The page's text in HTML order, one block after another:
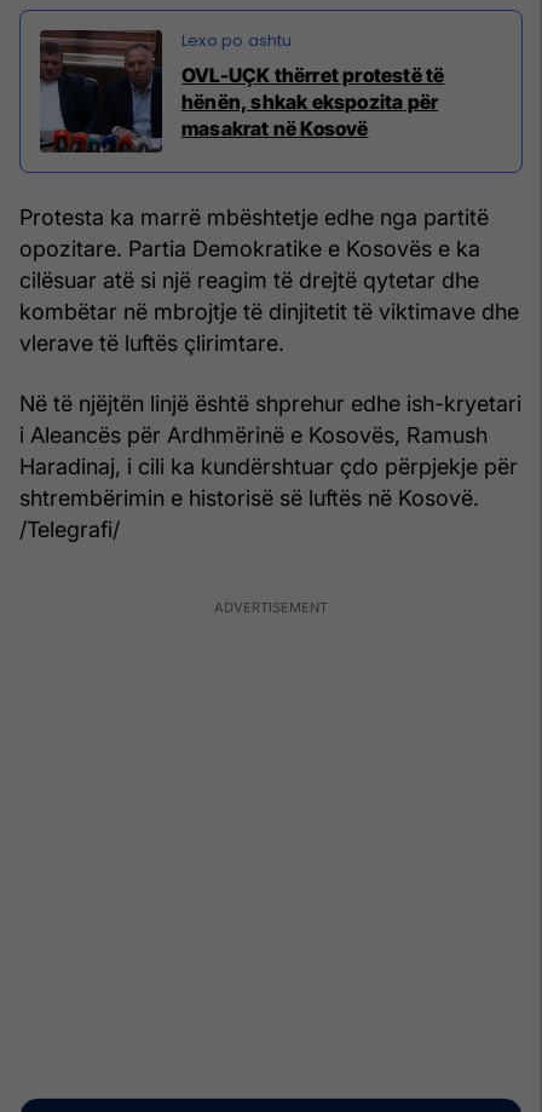
OVL-UÇK thërret protestë të
hënën, shkak ekspozita për
masakrat në Kosovë
Protesta ka marrë mbështetje edhe nga partitë
opozitare. Partia Demokratike e Kosovës e ka
cilësuar atë si një reagim të drejtë qytetar dhe
kombëtar në mbrojtje të dinjitetit të viktimave dhe
vlerave të luftës çlirimtare.
Në të njëjtën linjë është shprehur edhe ish-kryetari
i Aleancës për Ardhmërinë e Kosovës, Ramush
Haradinaj, i cili ka kundërshtuar çdo përpjekje për
shtrembërimin e historisë së luftës në Kosovë.
/Telegrafi/